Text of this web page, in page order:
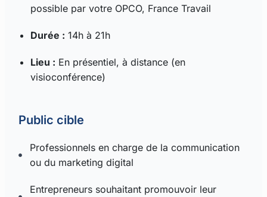
possible par votre OPCO, France Travail
Durée : 14h à 21h
Lieu : En présentiel, à distance (en
visioconférence)
Public cible
Professionnels en charge de la communication
ou du marketing digital
Entrepreneurs souhaitant promouvoir leur